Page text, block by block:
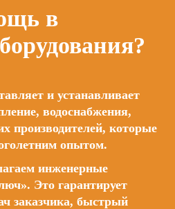
в
и устанавливает
водоснабжения,
производителей, которые
опытом.
инженерные
Это гарантирует
заказчика, быстрый